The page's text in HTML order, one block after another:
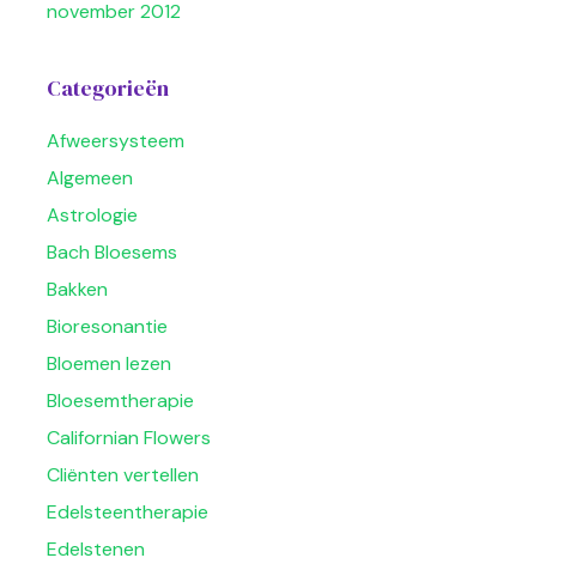
november 2012
Categorieën
Afweersysteem
Algemeen
Astrologie
Bach Bloesems
Bakken
Bioresonantie
Bloemen lezen
Bloesemtherapie
Californian Flowers
Cliënten vertellen
Edelsteentherapie
Edelstenen